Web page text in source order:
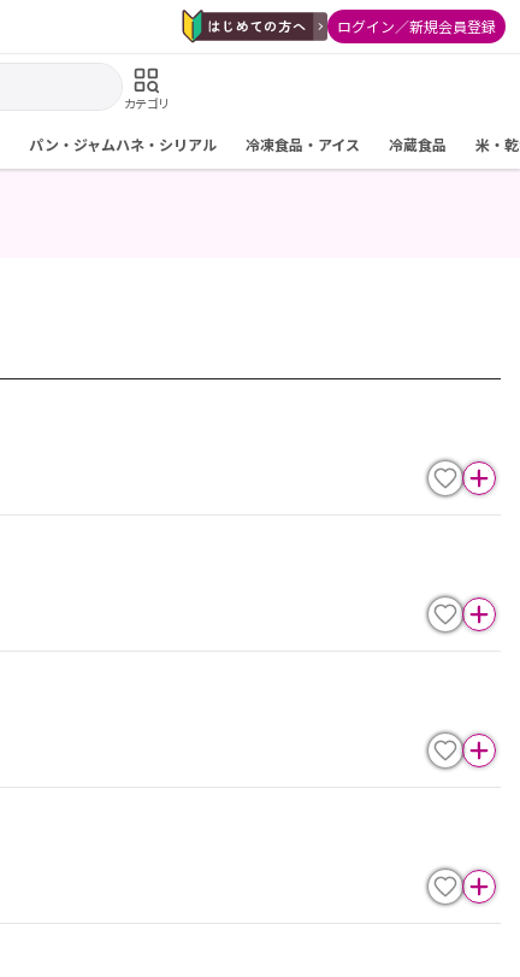
ログイン／新規会員登録
カテゴリ
パン・ジャムハネ・シリアル 冷凍食品・アイス 冷蔵食品 米・